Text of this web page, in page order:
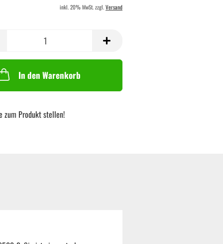
inkl. 20% MwSt. zzgl.Versand
In den Warenkorb
zum Produkt stellen!